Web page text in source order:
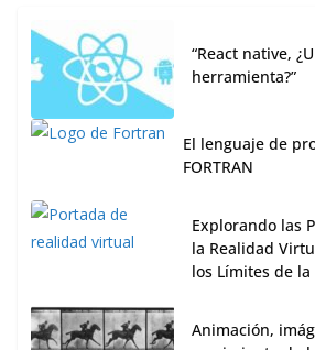
“React native,
herramienta?”
El lenguaje de
FORTRAN
Explorando las
la Realidad
los Límites de
Animación,